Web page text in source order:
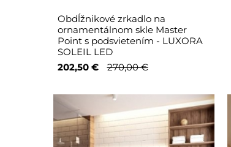
Obdĺžnikové zrkadlo na
ornamentálnom skle Master
Point s podsvietením - LUXORA
SOLEIL LED
202,50 €
270,00 €